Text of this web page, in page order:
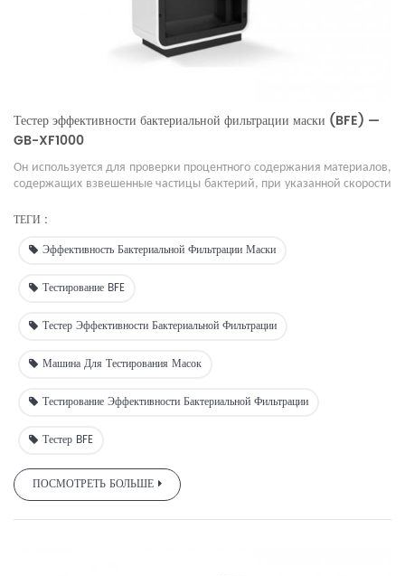
Тестер эффективности бактериальной фильтрации маски (BFE) —
GB-XF1000
Он используется для проверки процентного содержания материалов,
содержащих взвешенные частицы бактерий, при указанной скорости
ТЕГИ :
Эффективность Бактериальной Фильтрации Маски
Тестирование BFE
Тестер Эффективности Бактериальной Фильтрации
Машина Для Тестирования Масок
Тестирование Эффективности Бактериальной Фильтрации
Тестер BFE
ПОСМОТРЕТЬ БОЛЬШЕ